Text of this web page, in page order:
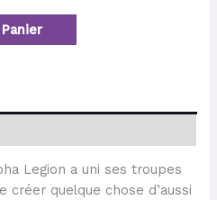
Legion a uni ses troupes
créer quelque chose d’aussi